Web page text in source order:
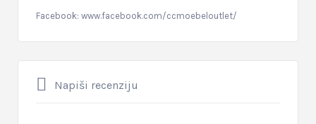
Facebook: www.facebook.com/ccmoebeloutlet/
Napiši recenziju